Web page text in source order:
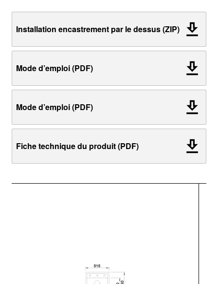
Installation encastrement par le dessus (ZIP)
Mode d’emploi (PDF)
Mode d’emploi (PDF)
Fiche technique du produit (PDF)